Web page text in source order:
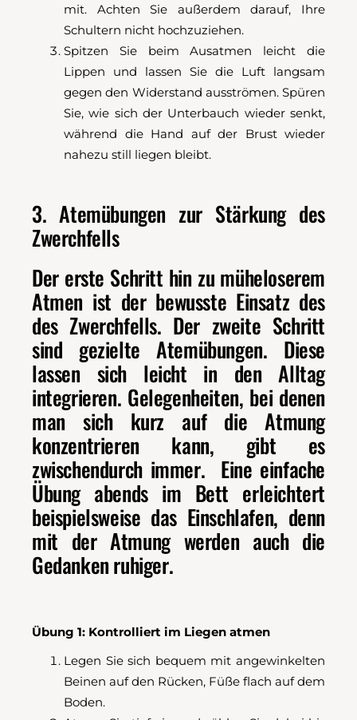
mit. Achten Sie außerdem darauf, Ihre
Schultern nicht hochzuziehen.
Spitzen Sie beim Ausatmen leicht die
Lippen und lassen Sie die Luft langsam
gegen den Widerstand ausströmen. Spüren
Sie, wie sich der Unterbauch wieder senkt,
während die Hand auf der Brust wieder
nahezu still liegen bleibt.
3. Atemübungen zur Stärkung des
Zwerchfells
Der erste Schritt hin zu müheloserem
Atmen ist der bewusste Einsatz des
des Zwerchfells. Der zweite Schritt
sind gezielte Atemübungen. Diese
lassen sich leicht in den Alltag
integrieren. Gelegenheiten, bei denen
man sich kurz auf die Atmung
konzentrieren kann, gibt es
zwischendurch immer. Eine einfache
Übung abends im Bett erleichtert
beispielsweise das Einschlafen, denn
mit der Atmung werden auch die
Gedanken ruhiger.
Übung 1: Kontrolliert im Liegen atmen
Legen Sie sich bequem mit angewinkelten
Beinen auf den Rücken, Füße flach auf dem
Boden.